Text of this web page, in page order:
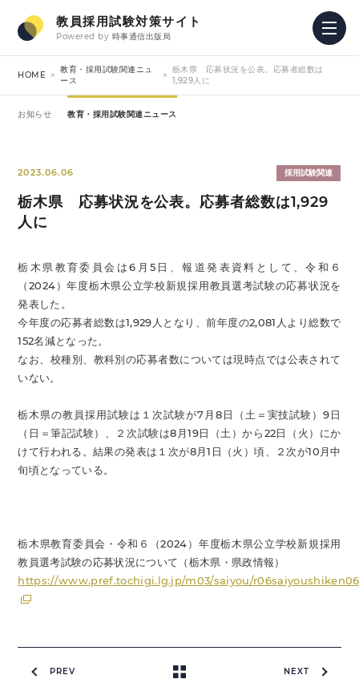
教員採用試験対策サイト
Powered by 時事通信出版局
HOME
教育・採用試験関連ニュ
ース
栃木県 応募状況を公表。応募者総数は
1,929人に
お知らせ 教育・採用試験関連ニュース
2023.06.06 採用試験関連
栃木県 応募状況を公表。応募者総数は1,929
人に
栃木県教育委員会は6月5日、報道発表資料として、令和６
（2024）年度栃木県公立学校新規採用教員選考試験の応募状況を
発表した。
今年度の応募者総数は1,929人となり、前年度の2,081人より総数で
152名減となった。
なお、校種別、教科別の応募者数については現時点では公表されて
いない。
栃木県の教員採用試験は１次試験が7月8日（土＝実技試験）9日
（日＝筆記試験）、２次試験は8月19日（土）から22日（火）にか
けて行われる。結果の発表は１次が8月1日（火）頃、２次が10月中
旬頃となっている。
栃木県教育委員会・令和６（2024）年度栃木県公立学校新規採用
教員選考試験の応募状況について（栃木県・県政情報）
https://www.pref.tochigi.lg.jp/m03/saiyou/
PREV NEXT